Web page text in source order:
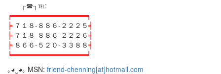
┌☎┐℡:
╒═══════════════╕
╞ ７１８-８８６-２２２５╡
╞ ７１８-８８６-２２２６╡
╞ ８６６-５２０-３３８８╡
╘═══════════════╛
｡◕‿◕｡ MSN: friend-chenning[at]hotmail.com